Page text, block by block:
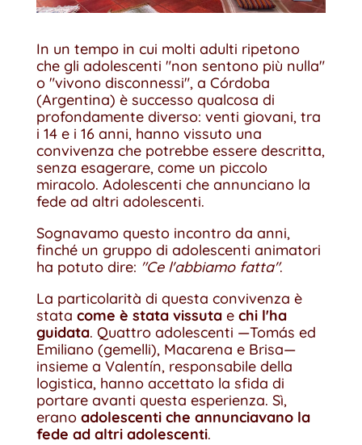
In un tempo in cui molti adulti ripetono
che gli adolescenti "non sentono più nulla"
o "vivono disconnessi", a Córdoba
(Argentina) è successo qualcosa di
profondamente diverso: venti giovani, tra
i 14 e i 16 anni, hanno vissuto una
convivenza che potrebbe essere descritta,
senza esagerare, come un piccolo
miracolo. Adolescenti che annunciano la
fede ad altri adolescenti.
Sognavamo questo incontro da anni,
finché un gruppo di adolescenti animatori
ha potuto dire: "Ce l'abbiamo fatta".
La particolarità di questa convivenza è
stata come è stata vissutae chi l'ha
guidata. Quattro adolescenti —Tomás ed
Emiliano (gemelli), Macarena e Brisa—
insieme a Valentín, responsabile della
logistica, hanno accettato la sfida di
portare avanti questa esperienza. Sì,
erano adolescenti che annunciavano la
fede ad altri adolescenti.